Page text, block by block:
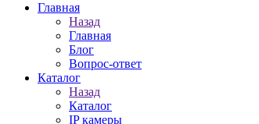
Главная
Назад
Главная
Блог
Вопрос-ответ
Каталог
Назад
Каталог
IP камеры